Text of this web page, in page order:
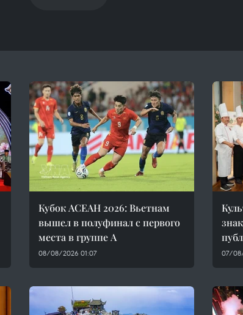
Кубок АСЕАН 2026: Вьетнам
вышел в полуфинал с первого
места в группе A
08/08/2026 01:07 07/